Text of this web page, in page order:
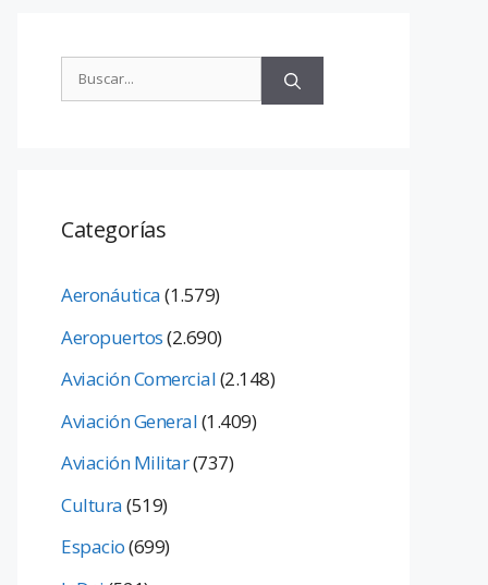
Categorías
Aeronáutica(1.579)
Aeropuertos(2.690)
Aviación Comercial(2.148)
Aviación General(1.409)
Aviación Militar(737)
Cultura(519)
Espacio(699)